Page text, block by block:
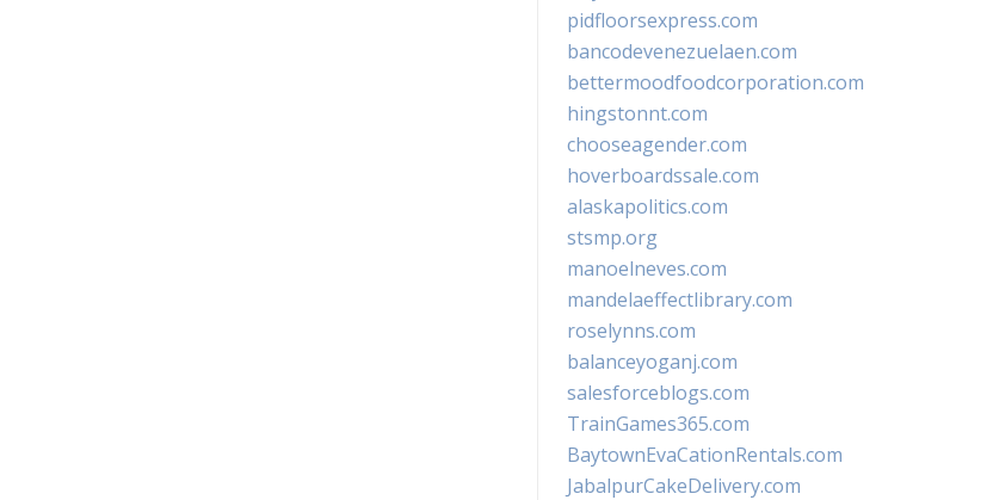
pidfloorsexpress.com
bancodevenezuelaen.com
bettermoodfoodcorporation.com
hingstonnt.com
chooseagender.com
hoverboardssale.com
alaskapolitics.com
stsmp.org
manoelneves.com
mandelaeffectlibrary.com
roselynns.com
balanceyoganj.com
salesforceblogs.com
TrainGames365.com
BaytownEvaCationRentals.com
JabalpurCakeDelivery.com